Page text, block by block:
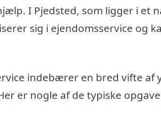
I Pjedsted, som ligger i et
sig i ejendomsservice og
indebærer en bred vifte af
er nogle af de typiske